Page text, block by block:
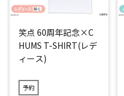
笑点 60周年記念×C
HUMS T-SHIRT(レデ
ィース)
予約